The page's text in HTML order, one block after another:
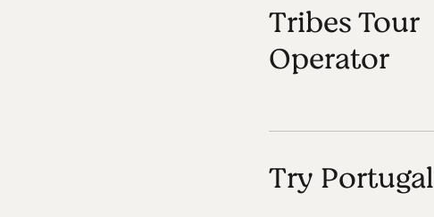
Tribes Tour
Operator
Try Portugal